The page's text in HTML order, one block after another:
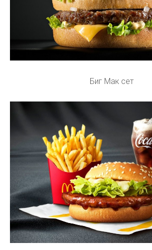
Биг Мак сет